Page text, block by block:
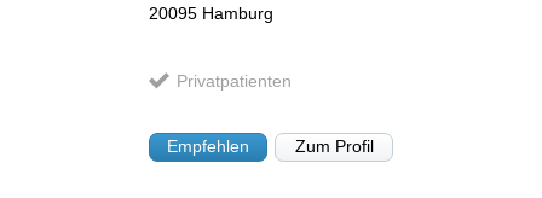
20095 Hamburg
Privatpatienten
Empfehlen Zum Profil